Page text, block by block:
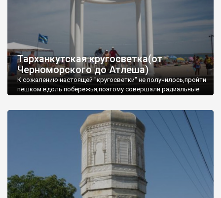
Тарханкутская кругосветка(от
Черноморского до Атлеша)
К сожалению настоящей "кругосветки" не получилось,пройти
пешком вдоль побережья,поэтому совершали радиальные